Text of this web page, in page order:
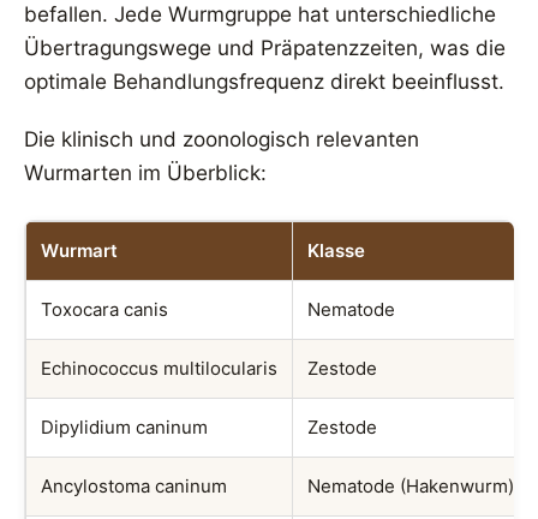
befallen. Jede Wurmgruppe hat unterschiedliche
Übertragungswege und Präpatenzzeiten, was die
optimale Behandlungsfrequenz direkt beeinflusst.
Die klinisch und zoonologisch relevanten
Wurmarten im Überblick:
Wurmart Klasse
Toxocara canis Nematode
Echinococcus multilocularis Zestode
Dipylidium caninum Zestode
Ancylostoma caninum Nematode (Hakenwurm)